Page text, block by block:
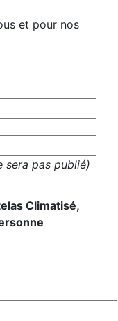
et pour nos
sera pas publié)
Climatisé,